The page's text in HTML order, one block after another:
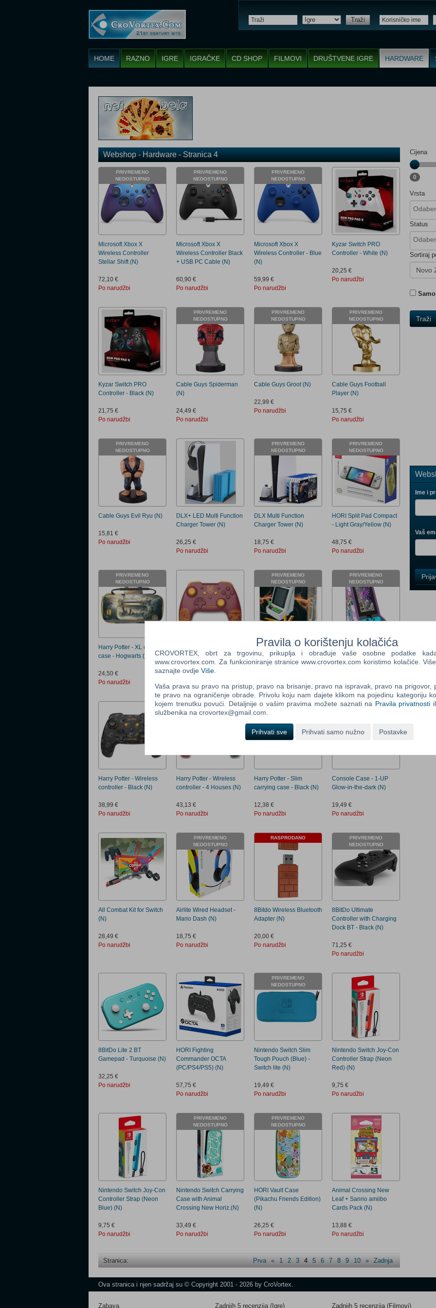
Traži
HOME RAZNO IGRE IGRAČKE CD SHOP FILMOVI DRUŠTVENE IGRE HARDWARE
Webshop - Hardware - Stranica 4
PRIVREMENO
NEDOSTUPNO
Microsoft Xbox X
Wireless Controller
Stellar Shift (N)
72,10 €
Po narudžbi
PRIVREMENO
NEDOSTUPNO
Microsoft Xbox X
Wireless Controller Black
+ USB PC Cable (N)
60,90 €
Po narudžbi
PRIVREMENO
NEDOSTUPNO
Microsoft Xbox X
Wireless Controller - Blue
(N)
59,99 €
Po narudžbi
Kyzar Switch PRO
Controller - White (N)
20,25 €
Po narudžbi
Kyzar Switch PRO
Controller - Black (N)
21,75 €
Po narudžbi
PRIVREMENO
NEDOSTUPNO
Cable Guys Spiderman
(N)
24,49 €
Po narudžbi
PRIVREMENO
NEDOSTUPNO
Cable Guys Groot (N)
22,99 €
Po narudžbi
PRIVREMENO
NEDOSTUPNO
Cable Guys Football
Player (N)
15,75 €
Po narudžbi
PRIVREMENO
NEDOSTUPNO
Cable Guys Evil Ryu (N)
15,81 €
Po narudžbi
DLX+ LED Multi Function
Charger Tower (N)
26,25 €
Po narudžbi
PRIVREMENO
NEDOSTUPNO
DLX Multi Function
Charger Tower (N)
18,75 €
Po narudžbi
PRIVREMENO
NEDOSTUPNO
HORI Split Pad Compact
- Light Gray/Yellow (N)
48,75 €
Po narudžbi
PRIVREMENO
NEDOSTUPNO
Harry Potter - XL carrying
case - Hogwarts (N)
24,50 €
Po narudžbi
controller - Gryffindor (N)
32,25 €
PRIVREMENO
NEDOSTUPNO
SEGA Astro City Mini V
(N)
PRIVREMENO
NEDOSTUPNO
Mushihimesama Switch
Mini Arcade (Import) (N)
Po narudžbi
Harry Potter - Wireless
controller - Black (N)
38,99 €
Po narudžbi
Harry Potter - Wireless
controller - 4 Houses (N)
43,13 €
Po narudžbi
Harry Potter - Slim
carrying case - Black (N)
12,38 €
Po narudžbi
Console Case - 1-UP
Glow-in-the-dark (N)
19,49 €
Po narudžbi
All Combat Kit for Switch
(N)
28,49 €
Po narudžbi
PRIVREMENO
NEDOSTUPNO
Airlite Wired Headset -
Mario Dash (N)
18,75 €
Po narudžbi
RASPRODANO
8Bitdo Wireless Bluetooth
Adapter (N)
20,00 €
Po narudžbi
PRIVREMENO
NEDOSTUPNO
8BitDo Ultimate
Controller with Charging
Dock BT - Black (N)
71,25 €
Po narudžbi
8BitDo Lite 2 BT
Gamepad - Turquoise (N)
32,25 €
Po narudžbi
HORI Fighting
Commander OCTA
(PC/PS4/PS5) (N)
57,75 €
Po narudžbi
PRIVREMENO
NEDOSTUPNO
Nintendo Switch Slim
Tough Pouch (Blue) -
Switch lite (N)
19,49 €
Po narudžbi
Nintendo Switch Joy-Con
Controller Strap (Neon
Red) (N)
9,75 €
Po narudžbi
Nintendo Switch Joy-Con
Controller Strap (Neon
Blue) (N)
9,75 €
Po narudžbi
PRIVREMENO
NEDOSTUPNO
Nintendo Switch Carrying
Case with Animal
Crossing New Horiz.(N)
33,49 €
Po narudžbi
PRIVREMENO
NEDOSTUPNO
HORI Vault Case
(Pikachu Friends Edition)
(N)
26,25 €
Po narudžbi
Animal Crossing New
Leaf + Sanrio amiibo
Cards Pack (N)
13,88 €
Po narudžbi
Stranica: Prva « 1 2 3 4 5 6 7 8 9 10 » Zadnja
Cijena
0
Vrsta
Status
Sortiraj
Novo
Traži
Ime i
Vaš
Field
One
Two
Control
Ova stranica i njen sadržaj su © Copyright 2001 - 2026 by CroVortex.
Zabava Zadnjih 5 recenzija (Igre) Zadnjih 5 recenzija (Filmovi)
Pravila o korištenju kolačića
CROVORTEX, obrt za trgovinu, prikuplja i obrađuje vaše osobne podatke
www.crovortex.com. Za funkcioniranje stranice www.crovortex.com koristimo kolačiće.
saznajte ovdje Više
Vaša prava su pravo na pristup, pravo na brisanje, pravo na ispravak, pravo na prigovor,
te pravo na ograničenje obrade. Privolu koju nam dajete klikom na pojedinu kategoriju
kojem trenutku povući. Detaljnije o vašim pravima možete saznati na Pravila privatnosti
službenika na crovortex@gmail.com.
Prihvati sve Prihvati samo nužno Postavke